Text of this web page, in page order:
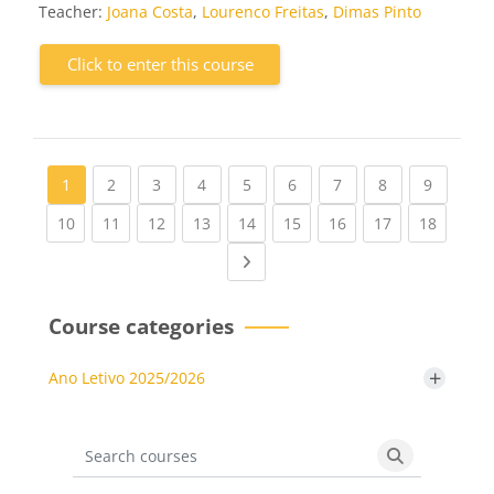
Teacher: Joana Costa, Lourenco Freitas, Dimas Pinto
Click to enter this course
1 2 (current)
3 (current)
4(current)
5 (current)
6(current)
7(current)
8(current)
9(current)
10(current)
11 (current)
12(current)
13(current)
14(current)
15(current)
16(current)
17(current)
18
Course categories
Ano Letivo 2025/2026 +
Search courses
Search